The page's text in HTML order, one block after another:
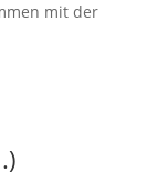
mit der